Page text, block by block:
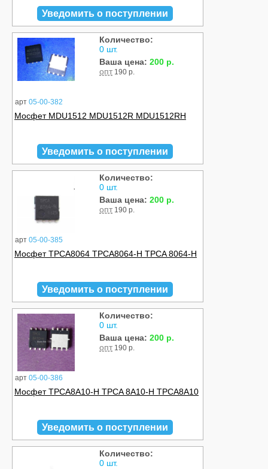
Уведомить о поступлении
арт 05-00-382
Количество:
0 шт.
Ваша цена: 200 р.
опт 190 р.
Мосфет MDU1512 MDU1512R MDU1512RH
Уведомить о поступлении
арт 05-00-385
Количество:
0 шт.
Ваша цена: 200 р.
опт 190 р.
Мосфет TPCA8064 TPCA8064-H TPCA 8064-H
Уведомить о поступлении
арт 05-00-386
Количество:
0 шт.
Ваша цена: 200 р.
опт 190 р.
Мосфет TPCA8A10-H TPCA 8A10-H TPCA8A10
Уведомить о поступлении
Количество:
0 шт.